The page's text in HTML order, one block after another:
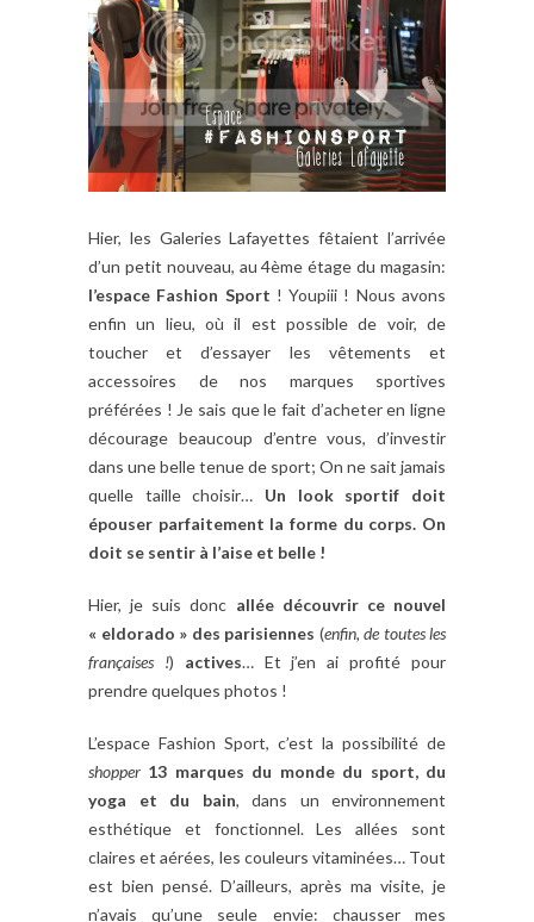
Hier, les Galeries Lafayettes fêtaient l’arrivée
d’un petit nouveau, au 4ème étage du magasin:
l’espace Fashion Sport ! Youpiii ! Nous avons
enfin un lieu, où il est possible de voir, de
toucher et d’essayer les vêtements et
accessoires de nos marques sportives
préférées ! Je sais que le fait d’acheter en ligne
décourage beaucoup d’entre vous, d’investir
dans une belle tenue de sport; On ne sait jamais
quelle taille choisir… Un look sportif doit
épouser parfaitement la forme du corps. On
doit se sentir à l’aise et belle !
Hier, je suis donc allée découvrir ce nouvel
« eldorado » des parisiennes (enfin, de toutes les
françaises !) actives… Et j’en ai profité pour
prendre quelques photos !
L’espace Fashion Sport, c’est la possibilité de
shopper 13 marques du monde du sport, du
yoga et du bain, dans un environnement
esthétique et fonctionnel. Les allées sont
claires et aérées, les couleurs vitaminées… Tout
est bien pensé. D’ailleurs, après ma visite, je
n’avais qu’une seule envie: chausser mes